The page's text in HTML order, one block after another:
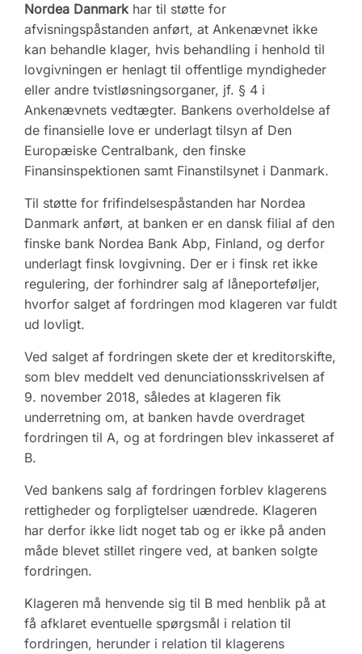
Nordea Danmark har til støtte for
afvisningspåstanden anført, at Ankenævnet ikke
kan behandle klager, hvis behandling i henhold til
lovgivningen er henlagt til offentlige myndigheder
eller andre tvistløsningsorganer, jf. § 4 i
Ankenævnets vedtægter. Bankens overholdelse af
de finansielle love er underlagt tilsyn af Den
Europæiske Centralbank, den finske
Finansinspektionen samt Finanstilsynet i Danmark.
Til støtte for frifindelsespåstanden har Nordea
Danmark anført, at banken er en dansk filial af den
finske bank Nordea Bank Abp, Finland, og derfor
underlagt finsk lovgivning. Der er i finsk ret ikke
regulering, der forhindrer salg af låneporteføljer,
hvorfor salget af fordringen mod klageren var fuldt
ud lovligt.
Ved salget af fordringen skete der et kreditorskifte,
som blev meddelt ved denunciationsskrivelsen af
9. november 2018, således at klageren fik
underretning om, at banken havde overdraget
fordringen til A, og at fordringen blev inkasseret af
B.
Ved bankens salg af fordringen forblev klagerens
rettigheder og forpligtelser uændrede. Klageren
har derfor ikke lidt noget tab og er ikke på anden
måde blevet stillet ringere ved, at banken solgte
fordringen.
Klageren må henvende sig til B med henblik på at
få afklaret eventuelle spørgsmål i relation til
fordringen, herunder i relation til klagerens